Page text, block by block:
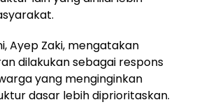
Ayep Zaki, mengatakan
dilakukan sebagai respons
yang menginginkan
dasar lebih diprioritaskan.